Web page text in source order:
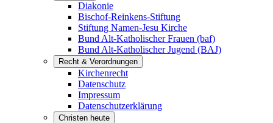
Diakonie
Bischof-Reinkens-Stiftung
Stiftung Namen-Jesu Kirche
Bund Alt-Katholischer Frauen (baf)
Bund Alt-Katholischer Jugend (BAJ)
Recht & Verordnungen
Kirchenrecht
Datenschutz
Impressum
Datenschutzerklärung
Christen heute